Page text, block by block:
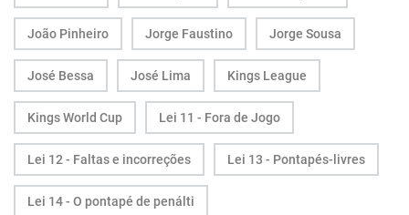
João Pinheiro Jorge Faustino Jorge Sousa
José Bessa José Lima Kings League
Kings World Cup Lei 11 - Fora de Jogo
Lei 12 - Faltas e incorreções Lei 13 - Pontapés-livres
Lei 14 - O pontapé de penálti